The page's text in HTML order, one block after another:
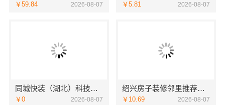
￥59.84 2026-08-07 ￥5.81 2026-08-07
同城快装（湖北）科技有限公司：武昌拎包入住改造智能家装省心
￥0 2026-08-07
绍兴房子装修邻里推荐，浙江宜美嘉装饰工程有限公司值得信赖
￥10.69 2026-08-07